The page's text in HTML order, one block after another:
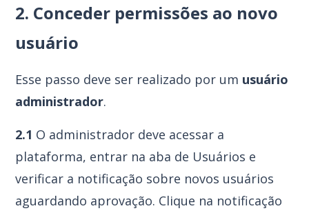
2. Conceder permissões ao novo
usuário
Esse passo deve ser realizado por um usuário
administrador.
2.1 O administrador deve acessar a
plataforma, entrar na aba de Usuários e
verificar a notificação sobre novos usuários
aguardando aprovação. Clique na notificação